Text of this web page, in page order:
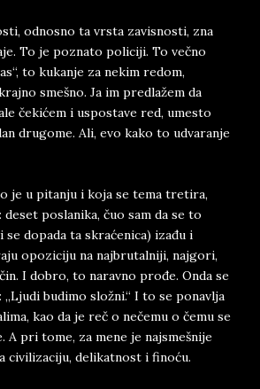
odnosno ta vrsta zavisnosti, zna
To je poznato policiji. To večno
to kukanje za nekim redom,
smešno. Ja im predlažem da
čekićem i uspostave red, umesto
drugome. Ali, evo kako to udvaranje
je u pitanju i koja se tema tretira,
deset poslanika, čuo sam da se to
se dopada ta skraćenica) izađu i
opoziciju na najbrutalniji, najgori,
I dobro, to naravno prođe. Onda se
„Ljudi budimo složni.“ I to se ponavlja
kao da je reč o nečemu o čemu se
A pri tome, za mene je najsmešnije
civilizaciju, delikatnost i finoću.